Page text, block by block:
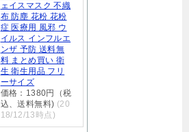
ェイスマスク 不織
布 防塵 花粉 花粉
症 医療用 風邪 ウ
イルス インフルエ
ンザ 予防 送料無
料 まとめ買い 衛
生 衛生用品 フリ
ーサイズ
価格：1380円（税
込、送料無料) (20
18/12/13時点)